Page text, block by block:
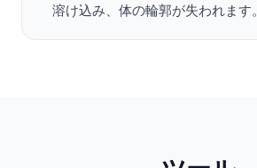
溶け込み、体の輪郭が失われます。